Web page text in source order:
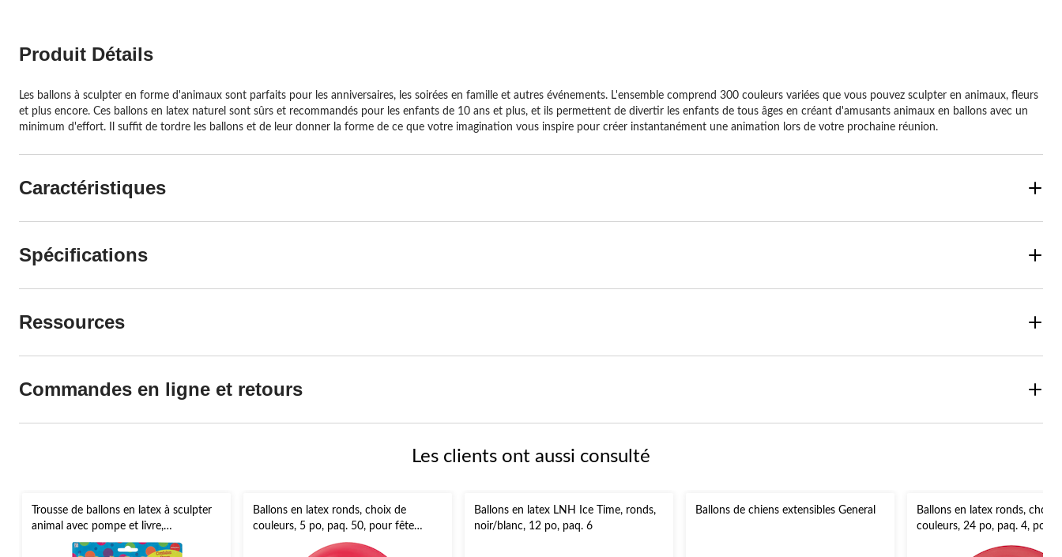
Produit Détails
Les ballons à sculpter en forme d'animaux sont parfaits pour les anniversaires, les soirées en famille et autres événements. L'ensemble comprend 300 couleurs variées que vous pouvez sculpter en animaux, fleurs
et plus encore. Ces ballons en latex naturel sont sûrs et recommandés pour les enfants de 10 ans et plus, et ils permettent de divertir les enfants de tous âges en créant d'amusants animaux en ballons avec un
minimum d'effort. Il suffit de tordre les ballons et de leur donner la forme de ce que votre imagination vous inspire pour créer instantanément une animation lors de votre prochaine réunion.
Caractéristiques
Spécifications
Ressources
Commandes en ligne et retours
Les clients ont aussi consulté
Trousse de ballons en latex à sculpter
animal avec pompe et livre,
multicolore, 11 po, paq. 40, pour fête
Ballons en latex ronds, choix de
couleurs, 5 po, paq. 50, pour fête
Ballons en latex LNH Ice Time, ronds,
noir/blanc, 12 po, paq. 6
Ballons de chiens extensibles General
Ballons en latex ronds, choix
couleurs, 24 po, paq. 4, pour